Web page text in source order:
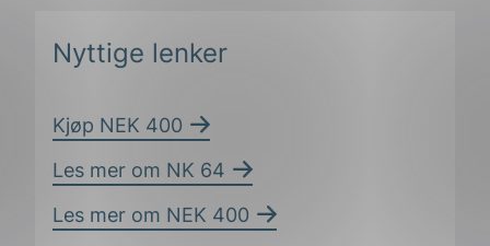
Nyttige lenker
Kjøp NEK 400
Les mer om NK 64
Les mer om NEK 400